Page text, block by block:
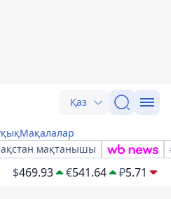
Қаз
Мақалалар
мақтанышы
$469.93 €541.64 ₽5.71